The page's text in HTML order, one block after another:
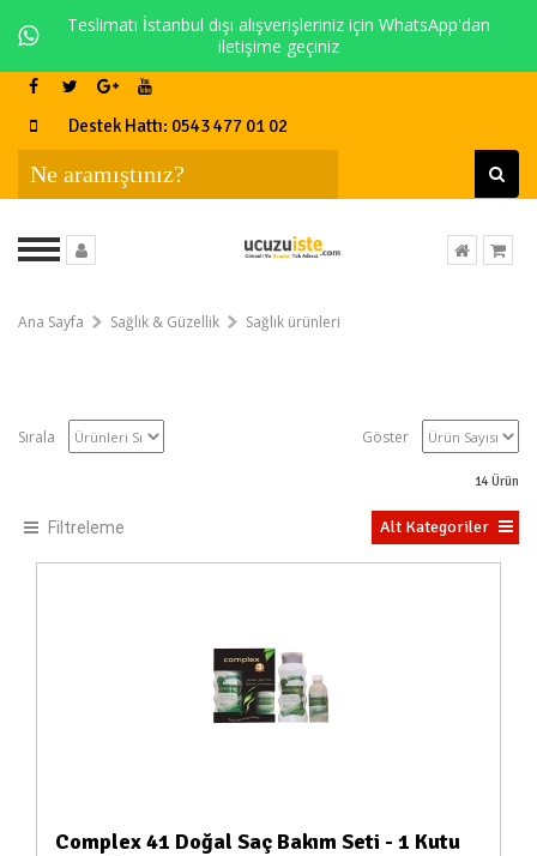
Teslimatı İstanbul dışı alışverişleriniz için WhatsApp'dan
iletişime geçiniz
Destek Hattı: 0543 477 01 02
Ana Sayfa Sağlık & Güzellik Sağlık ürünleri
Sırala Göster
14 Ürün
Filtreleme Alt Kategoriler
Complex 41 Doğal Saç Bakım Seti - 1 Kutu